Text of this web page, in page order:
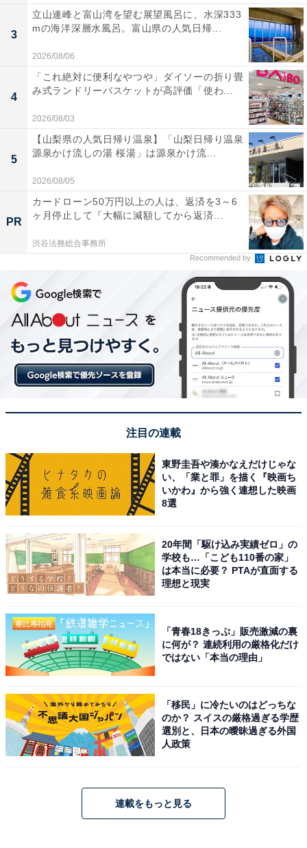
3
立山連峰と富山湾を望む展望風呂に、水深333
mの海洋深層水風呂。富山県の人気日帰...
2026/08/06
4
「これ絶対に便利なやつや」ダイソーの折り畳
み式ランドリーバスケットが高評価「使わ...
2026/08/03
5
【山梨県の人気日帰り温泉】「山梨日帰り温泉
源泉かけ流しの湯 桜湯」は源泉かけ流...
2026/08/05
PR
カードローン50万円以上の人は、返済を3～6
ヶ月停止して『大幅に減額してから返済...
渋谷法務総合事務所
Recommended by
注目の連載
東野圭吾や湊かなえだけじゃな
い、「業と罪」を描く『映画ち
いかわ』から強く連想した映画
8選
20年間「駆け込み実績ゼロ」の
学校も…「こども110番の家」
は本当に必要？ PTAが直面する
理想と現実
「青春18きっぷ」販売激減の裏
に何が？ 連続利用の厳格化だけ
ではない「本当の理由」
「移民」に冷たいのはどっちな
のか？ スイスの厳格過ぎる学歴
選別と、日本の曖昧過ぎる外国
人政策
連載をもっと見る